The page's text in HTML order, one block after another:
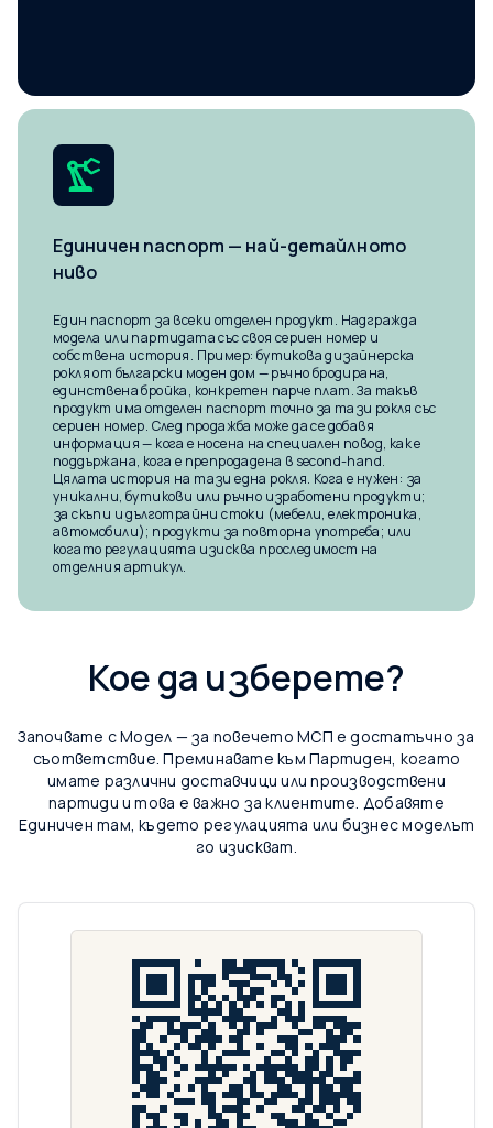
Единичен паспорт — най-детайлното
ниво
Един паспорт за всеки отделен продукт. Надгражда
модела или партидата със своя сериен номер и
собствена история. Пример: бутикова дизайнерска
рокля от български моден дом — ръчно бродирана,
единствена бройка, конкретен парче плат. За такъв
продукт има отделен паспорт точно за тази рокля със
сериен номер. След продажба може да се добавя
информация — кога е носена на специален повод, как е
поддържана, кога е препродадена в second-hand.
Цялата история на тази една рокля. Кога е нужен: за
уникални, бутикови или ръчно изработени продукти;
за скъпи и дълготрайни стоки (мебели, електроника,
автомобили); продукти за повторна употреба; или
когато регулацията изисква проследимост на
отделния артикул.
Кое да изберете?
Започвате с Модел — за повечето МСП е достатъчно за
съответствие. Преминавате към Партиден, когато
имате различни доставчици или производствени
партиди и това е важно за клиентите. Добавяте
Единичен там, където регулацията или бизнес моделът
го изискват.